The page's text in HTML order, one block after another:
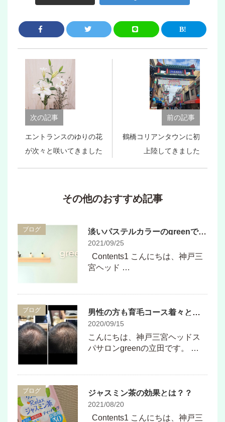
次の記事
エントランスのゆりの花
が次々と咲いてきました
前の記事
鶴橋コリアンタウンに初
上陸してきました
その他のおすすめ記事
ブログ 淡いパステルカラーのgreenでお出迎え♪
2021/09/25
Contents1 こんにちは、神戸三
宮ヘッド …
ブログ 男性の方も育毛コース着々と結果がでています
2020/09/15
こんにちは、神戸三宮ヘッドス
パサロンgreenの立田です。 …
ブログ ジャスミン茶の効果とは？？
2021/08/20
Contents1 こんにちは、神戸三